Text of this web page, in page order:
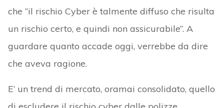
che “il rischio Cyber è talmente diffuso che risulta
un rischio certo, e quindi non assicurabile”. A
guardare quanto accade oggi, verrebbe da dire
che aveva ragione.
E’ un trend di mercato, oramai consolidato, quello